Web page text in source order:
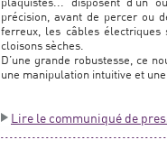
précision, avant de percer ou
ferreux, les câbles
cloisons sèches.
D’une grande robustesse, ce
une manipulation intuitive et
Lire le communiqué de